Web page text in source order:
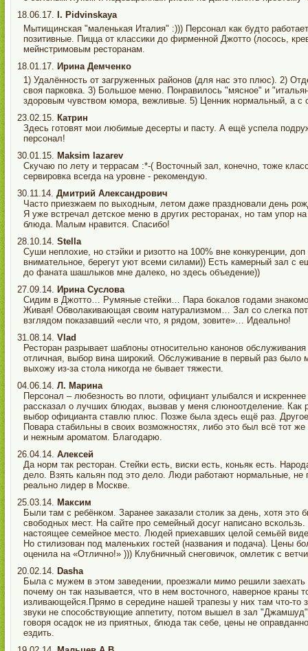
18.06.17. I. Pidvinskaya
Мытищинская "маленькая Италия" :))) Персонал как будто
позитивные. Пицца от классики до фирменной Джотто (лосось,
мейнстримовым ресторанам.
18.01.17. Ирина Демченко
1) Удалённость от загруженных районов (для нас это плюс). 2)
своя парковка. 3) Большое меню. Понравилось "мясное" и
здоровым чувством юмора, вежливые. 5) Ценник нормальный, а с
23.02.15. Катрин
Здесь готовят мои любимые десерты и пасту. А ещё успела
персонал!
30.01.15. Maksim lazarev
Скучаю по лету и террасам :*-( Восточный зал, конечно, тоже
сервировка всегда на уровне - рекомендую.
30.11.14. Дмитрий Александрович
Часто приезжаем по выходным, летом даже праздновали день
Я уже встречал детское меню в других ресторанах, но там упор
блюда. Малым нравится. Спасибо!
28.10.14. Stella
Суши неплохие, но стэйки и ризотто на 100% вне конкуренции,
внимательное, берегут уют всеми силами)) Есть камерный зал с
до фаната шашлыков мне далеко, но здесь объедение))
27.09.14. Ирина Суслова
Сидим в Джотто… Румяные стейки… Пара бокалов годами
Живая! Обволакивающая своим натурализмом… Зал со слегка
взглядом показавший «если что, я рядом, зовите»… Идеально!
31.08.14. Vlad
Ресторан разрывает шаблоны относительно канонов
отличная, выбор вина широкий. Обслуживание в первый раз было
выхожу из-за стола никогда не бывает тяжести.
04.06.14. Л. Марина
Персонал – любезность во плоти, официант улыбался и
рассказал о лучших блюдах, вызвав у меня слюноотделение. Как
выбор официанта ставлю плюс. Позже была здесь ещё раз.
Повара стабильны в своих возможностях, либо это был всё тот
и нежным ароматом. Благодарю.
26.04.14. Алексей
Да норм так ресторан. Стейки есть, виски есть, коньяк есть.
дело. Взять кальян под это дело. Люди работают нормальные, не
реально лидер в Москве.
25.03.14. Максим
Были там с ребёнком. Заранее заказали столик за день, хотя
свободных мест. На сайте про семейный досуг написано
настоящее семейное место. Людей приехавших целой семьёй
Но стилизован под маленьких гостей (названия и подача). Цены
оценила на «Отлично!» ))) Клубничный снеговичок, омлетик с
20.02.14. Dasha
Была с мужем в этом заведении, проезжали мимо решили заехать
почему он так называется, что в нем восточного, наверное краны
изливающейся.Прямо в середине нашей трапезы у них там что-то
звуки не способствующие аппетиту, потом вышел в зал
говоря осадок не из приятных, блюда так себе, цены не
ездить.